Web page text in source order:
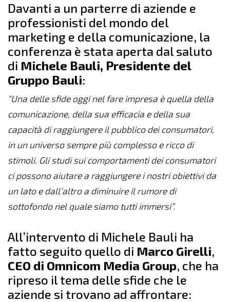
Davanti a un parterre di aziende e
professionisti del mondo del
marketing e della comunicazione, la
conferenza è stata aperta dal saluto
di Michele Bauli, Presidente del
Gruppo Bauli:
“Una delle sfide oggi nel fare impresa è quella della
comunicazione, della sua efficacia e della sua
capacità di raggiungere il pubblico dei consumatori,
in un universo sempre più complesso e ricco di
stimoli. Gli studi sui comportamenti dei consumatori
ci possono aiutare a raggiungere i nostri obiettivi da
un lato e dall’altro a diminuire il rumore di
sottofondo nel quale siamo tutti immersi”.
All’intervento di Michele Bauli ha
fatto seguito quello di Marco Girelli,
CEO di Omnicom Media Group, che ha
ripreso il tema delle sfide che le
aziende si trovano ad affrontare: